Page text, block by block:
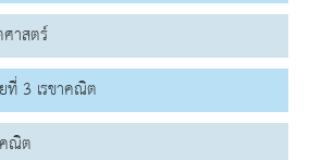
าสตร์
ที่ 3 เรขาคณิต
ณิต